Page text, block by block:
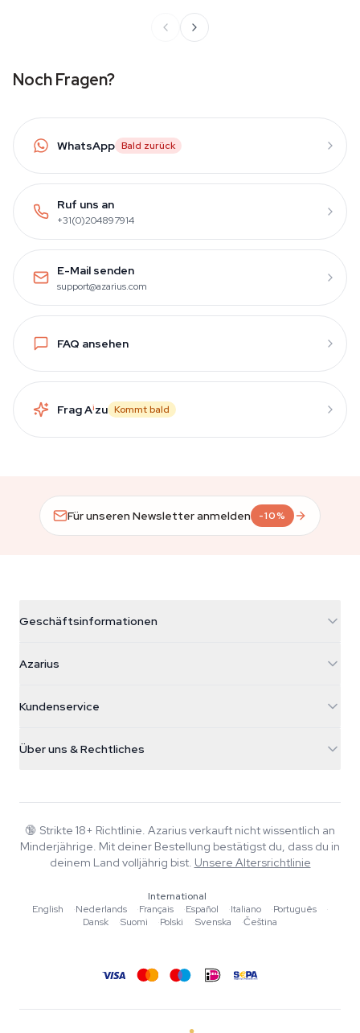
Noch Fragen?
WhatsApp Bald zurück
Ruf uns an
+31(0)204897914
E-Mail senden
support@azarius.com
FAQ ansehen
Frag Aizu Kommt bald
Für unseren Newsletter anmelden -10%
Geschäftsinformationen
Galvaniweg 11
Nederland
+31(0)204897914
Azarius
Smokeshop
Kundenservice
FAQ
Datenschutzrichtlinie
Über uns & Rechtliches
Wiki
Blog
Autoren
Tools & Rechner
🔞 Strikte 18+ Richtlinie. Azarius verkauft nicht wissentlich an
Minderjährige. Mit deiner Bestellung bestätigst du, dass du in
deinem Land volljährig bist. Unsere Altersrichtlinie
International
English
·Nederlands ·Français ·Español ·Italiano ·Português
·
Dansk
·Suomi ·Polski ·Svenska ·Čeština